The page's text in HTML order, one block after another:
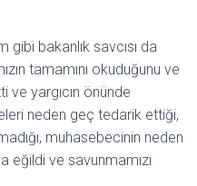
bakanlık savcısı da
tamamını okuduğunu ve
ve yargıcın önünde
neden geç tedarik ettiği,
muhasebecinin neden
eğildi ve savunmamızı